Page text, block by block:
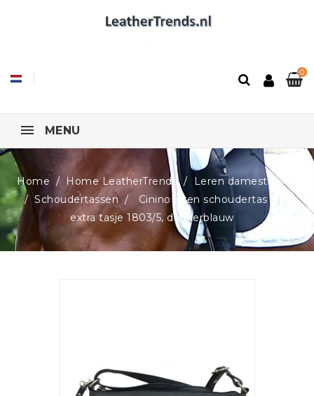
0
MENU
Home Home LeatherTrends
Leren damestassen
Schoudertassen
Cinino leren schoudertas met
extra tasje 1803/5, donkerblauw